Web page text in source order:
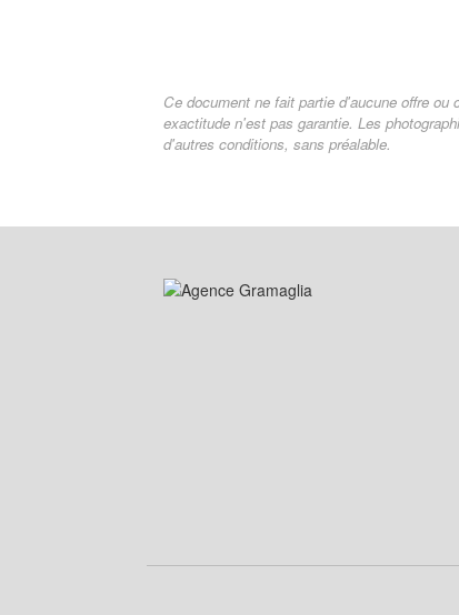
Ce document ne fait partie d'aucune offre
exactitude n'est pas garantie. Les
d'autres conditions, sans préalable.